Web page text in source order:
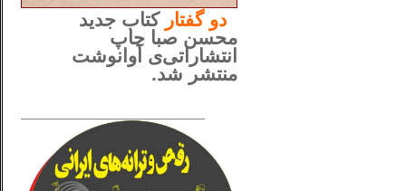
دوگفتار کتاب جدید
محسن صبا چاپ
انتشاراتی‌ی آوانوشت
منتشر شد.